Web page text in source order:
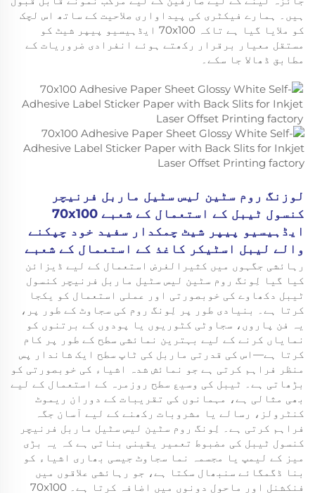
ہیں۔ ہمارے فیکٹری کی پیداواری صلاحیت کے ساتھ اس لچک
کو ملایا گیا ہے تاکہ 70x100 ایڈہیسیو پیپر شیٹ کو
مستقل معیار برقرار رکھتے ہوئے انفرادی ضروریات کے
مطابق ڈھالا جا سکے۔
لوزنگ روم سٹین لیس سٹیل ماربل فرنیچر
کنسول ٹیبل کے استعمال کے شعبے 70x100
ایڈہیسیو پیپر شیٹ چمکدار سفید خود چپکنے
والے لیبل اسٹیکر کاغذ کے استعمال کے شعبے
رہائشی جگہوں میں کثیرالغرض استعمال کے لیے ڈیزائن
کیا گیا لِونگ روم سٹین لیس سٹیل ماربل فرنیچر کنسول
ٹیبل دکھاوے کی خوبصورتی اور عملی استعمال کو یکجا
کرتا ہے۔ بنیادی طور پر لِونگ روم کی سجاوٹ کے طور پر،
یہ فن پاروں، سجاوٹی کٹوریوں یا پودوں کے برتنوں کو
نمایاں کرنے کے لیے بہترین نمائشی سطح کے طور پر کام
کرتا ہے—اس کی قدرتی ماربل کی ٹاپ سطح ایک شاندار پس
منظر فراہم کرتی ہے جو نمائش شدہ اشیاء کی خوبصورتی کو
بڑھاتی ہے۔ ٹیبل کی وسیع سطح روزمرہ کے استعمال کے لیے
بھی مثالی ہے، مہمانوں کی تقریبات کے دوران ریموٹ
کنٹرولز، رسالے یا مشروبات رکھنے کے لیے آسان جگہ
فراہم کرتی ہے۔ لِونگ روم سٹین لیس سٹیل ماربل فرنیچر
کنسول ٹیبل کی مضبوط تعمیر یقینی بناتی ہے کہ یہ بڑی
میز کے لیمپ یا مجسمہ نما سجاوٹ جیسی بھاری اشیاء کو
بنا ڈگمگائے سنبھال سکتا ہے، جو رہائشی علاقوں میں
فنکشنل اور ماحول دونوں میں اضافہ کرتا ہے۔ 70x100